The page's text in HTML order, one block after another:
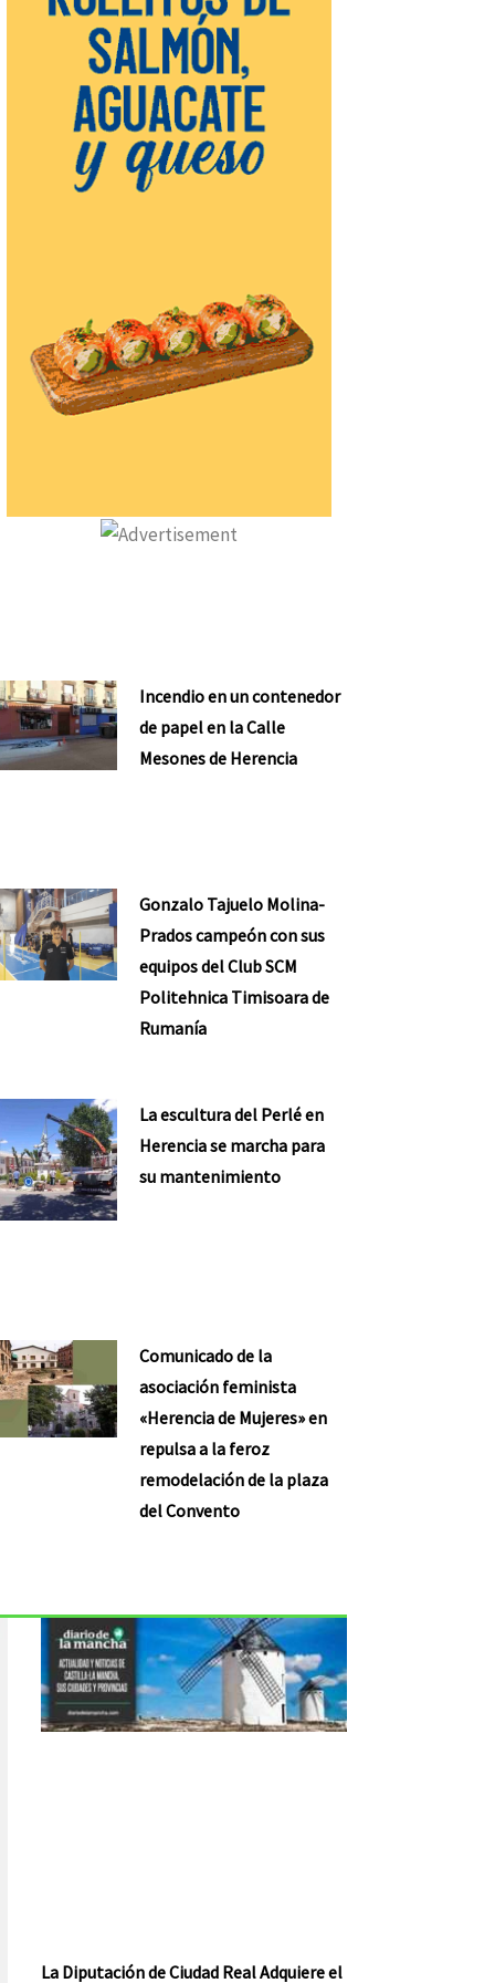
Incendio en un contenedor
de papel en la Calle
Mesones de Herencia
Gonzalo Tajuelo Molina-
Prados campeón con sus
equipos del Club SCM
Politehnica Timisoara de
Rumanía
La escultura del Perlé en
Herencia se marcha para
su mantenimiento
Comunicado de la
asociación feminista
«Herencia de Mujeres» en
repulsa a la feroz
remodelación de la plaza
del Convento
La Diputación de Ciudad Real Adquiere el